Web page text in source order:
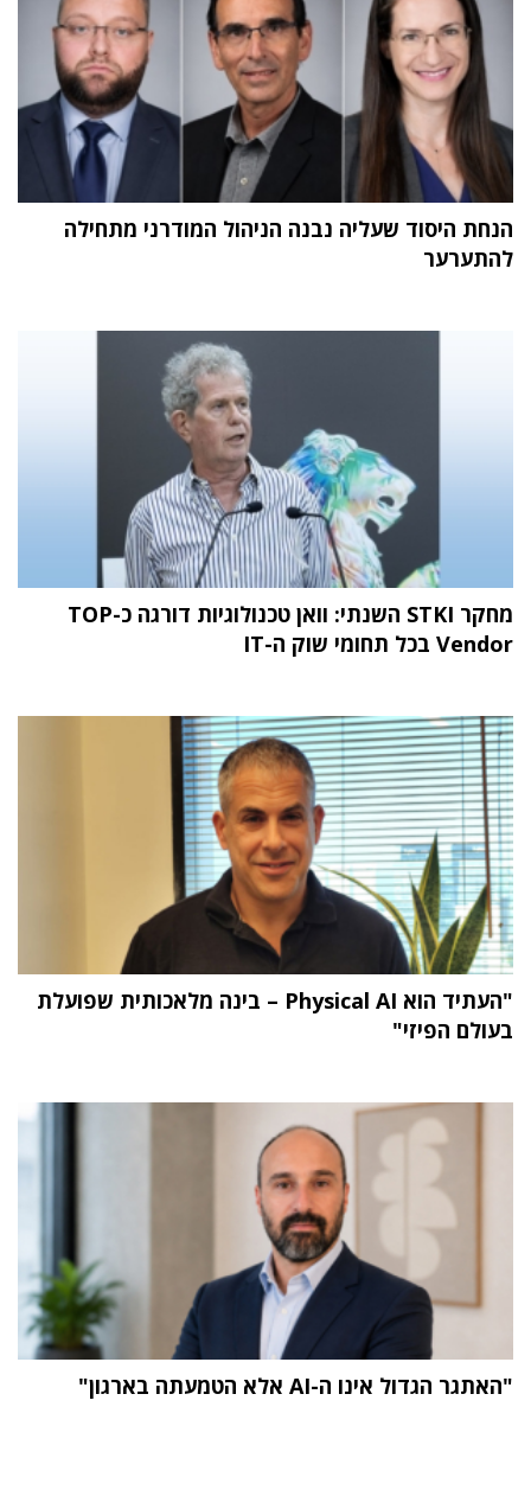
הנחת היסוד שעליה נבנה הניהול המודרני מתחילה
להתערער
מחקר STKI השנתי: וואן טכנולוגיות דורגה כ-TOP
Vendor בכל תחומי שוק ה-IT
"העתיד הוא Physical AI – בינה מלאכותית שפועלת
בעולם הפיזי"
"האתגר הגדול אינו ה-AI אלא הטמעתה בארגון"